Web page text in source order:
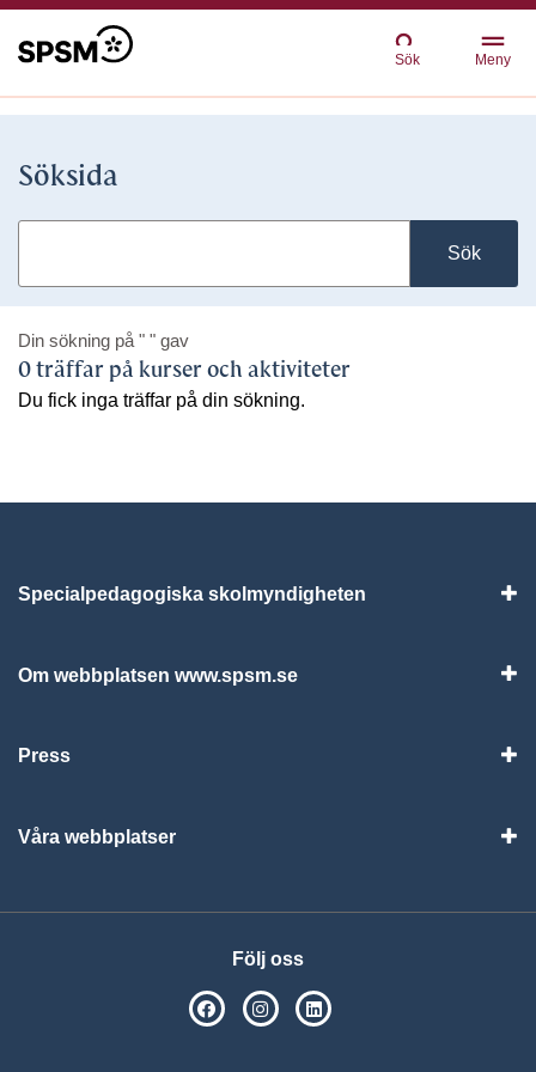
Sök Meny
Söksida
Sök
Din sökning på " " gav
0 träffar på kurser och aktiviteter
Du fick inga träffar på din sökning.
Specialpedagogiska skolmyndigheten
Om webbplatsen www.spsm.se
Press
Våra webbplatser
Följ oss
SPSM på Facebook
SPSM på Instagram